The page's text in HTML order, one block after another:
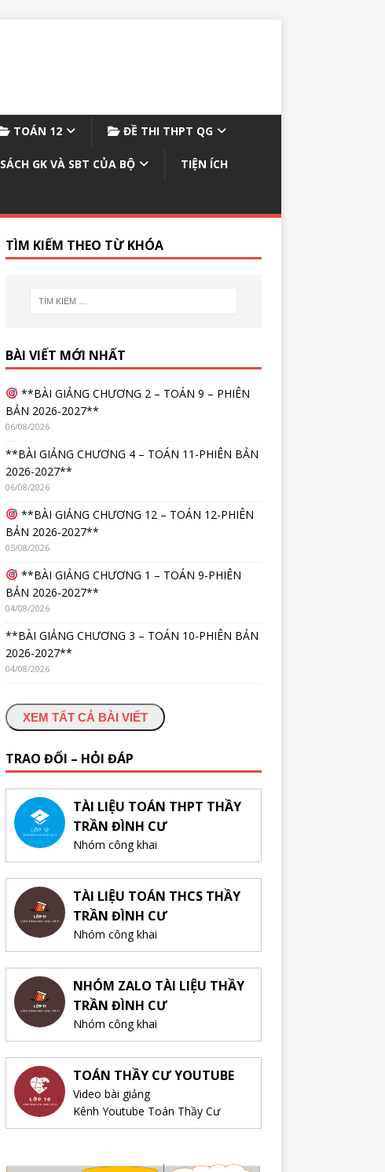
TOÁN 12 ĐỀ THI THPT QG
SÁCH GK VÀ SBT CỦA BỘ TIỆN ÍCH
TÌM KIẾM THEO TỪ KHÓA
BÀI VIẾT MỚI NHẤT
**BÀI GIẢNG CHƯƠNG 2 – TOÁN 9 – PHIÊN
BẢN 2026-2027**
06/08/2026
**BÀI GIẢNG CHƯƠNG 4 – TOÁN 11-PHIÊN BẢN
2026-2027**
06/08/2026
**BÀI GIẢNG CHƯƠNG 12 – TOÁN 12-PHIÊN
BẢN 2026-2027**
05/08/2026
**BÀI GIẢNG CHƯƠNG 1 – TOÁN 9-PHIÊN
BẢN 2026-2027**
04/08/2026
**BÀI GIẢNG CHƯƠNG 3 – TOÁN 10-PHIÊN BẢN
2026-2027**
04/08/2026
XEM TẤT CẢ BÀI VIẾT
TRAO ĐỔI – HỎI ĐÁP
TÀI LIỆU TOÁN THPT THẦY
TRẦN ĐÌNH CƯ
Nhóm công khai
TÀI LIỆU TOÁN THCS THẦY
TRẦN ĐÌNH CƯ
Nhóm công khai
NHÓM ZALO TÀI LIỆU THẦY
TRẦN ĐÌNH CƯ
Nhóm công khai
TOÁN THẦY CƯ YOUTUBE
Video bài giảng
Kênh Youtube Toán Thầy Cư